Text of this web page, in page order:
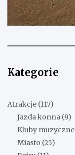
Kategorie
Atrakcje (117)
Jazda konna (9)
Kluby muzyczne
Miasto (25)